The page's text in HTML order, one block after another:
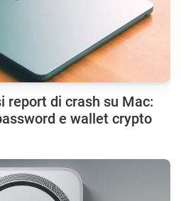
report di crash su Mac:
e wallet crypto